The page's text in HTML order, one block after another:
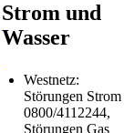
Strom und
Wasser
Westnetz:
Störungen Strom
0800/4112244,
Störungen Gas